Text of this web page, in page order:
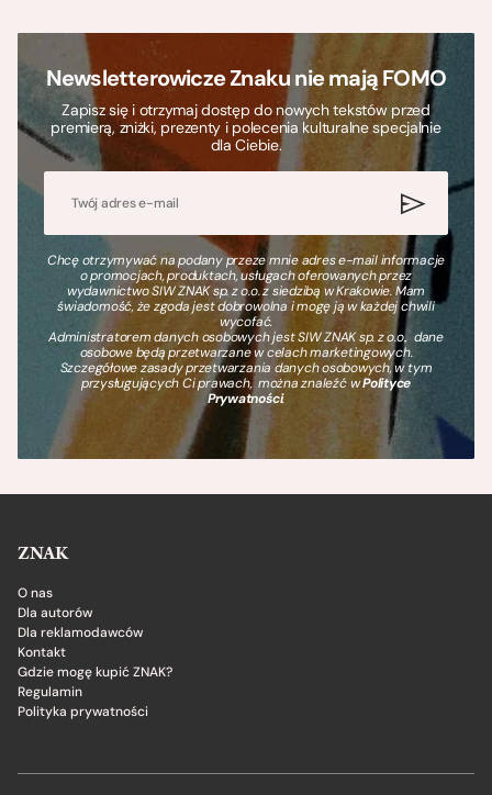
Newsletterowicze Znaku nie mają FOMO
Zapisz się i otrzymaj dostęp do nowych tekstów przed
premierą, zniżki, prezenty i polecenia kulturalne specjalnie
dla Ciebie.
Chcę otrzymywać na podany przeze mnie adres e-mail informacje
o promocjach, produktach, usługach oferowanych przez
wydawnictwo SIW ZNAK sp. z o.o. z siedzibą w Krakowie. Mam
świadomość, że zgoda jest dobrowolna i mogę ją w każdej chwili
wycofać.
Administratorem danych osobowych jest SIW ZNAK sp. z o.o., dane
osobowe będą przetwarzane w celach marketingowych.
Szczegółowe zasady przetwarzania danych osobowych, w tym
przysługujących Ci prawach, można znaleźć wPolityce
Prywatności.
ZNAK
O nas
Dla autorów
Dla reklamodawców
Kontakt
Gdzie mogę kupić ZNAK?
Regulamin
Polityka prywatności